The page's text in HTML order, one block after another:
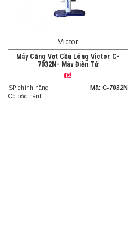
Victor
Máy Căng Vợt Cầu Lông Victor C-
7032N- Máy Điện Tử
0₫
SP chính hãng
Có bảo hành
Mã: C-7032N